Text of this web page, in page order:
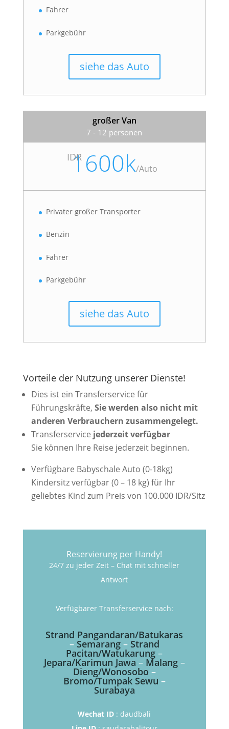
Fahrer
Parkgebühr
siehe das Auto
großer Van
7 - 12 personen
IDR
1600k/Auto
Privater großer Transporter
Benzin
Fahrer
Parkgebühr
siehe das Auto
Vorteile der Nutzung unserer Dienste!
Dies ist ein Transferservice für
Führungskräfte, Sie werden also nicht mit
anderen Verbrauchern zusammengelegt.
Transferservice jederzeit verfügbar
Sie können Ihre Reise jederzeit beginnen.
Verfügbare Babyschale Auto (0-18kg)
Kindersitz verfügbar (0 – 18 kg) für Ihr
geliebtes Kind zum Preis von 100.000 IDR/Sitz
Reservierung per Handy!
24/7 zu jeder Zeit – Chat mit schneller
Antwort
Verfügbarer Transferservice nach:
Strand Pangandaran/Batukaras
– Semarang– Strand
Pacitan/Watukarung –
Jepara/Karimun Jawa – Malang–
Dieng/Wonosobo –
Bromo/Tumpak Sewu –
Surabaya
Wechat ID : daudbali